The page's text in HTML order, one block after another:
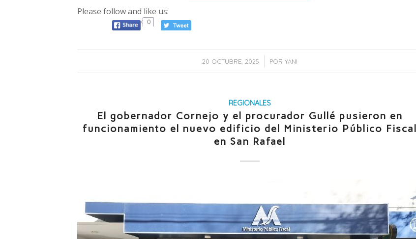
Please follow and like us:
0
20 OCTUBRE, 2025
/ POR YANI
REGIONALES
El gobernador Cornejo y el procurador Gullé pusieron en
funcionamiento el nuevo edificio del Ministerio Público Fiscal
en San Rafael